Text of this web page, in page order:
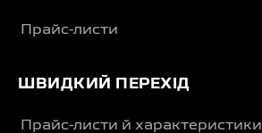
Прайс-листи
ШВИДКИЙ ПЕРЕХІД
Прайс-листи й характеристики